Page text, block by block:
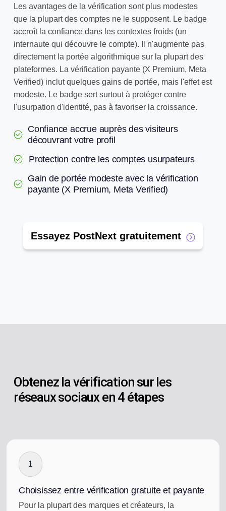
Les avantages de la vérification sont plus modestes
que la plupart des comptes ne le supposent. Le badge
accroît la confiance dans les contextes froids (un
internaute qui découvre le compte). Il n'augmente pas
directement la portée algorithmique sur la plupart des
plateformes. La vérification payante (X Premium, Meta
Verified) inclut quelques gains de portée, mais l'effet est
modeste. Le badge sert surtout à protéger contre
l'usurpation d'identité, pas à favoriser la croissance.
Confiance accrue auprès des visiteurs
découvrant votre profil
Protection contre les comptes usurpateurs
Gain de portée modeste avec la vérification
payante (X Premium, Meta Verified)
Essayez PostNext gratuitement
Obtenez la vérification sur les
réseaux sociaux en 4 étapes
1
Choisissez entre vérification gratuite et payante
Pour la plupart des marques et créateurs, la